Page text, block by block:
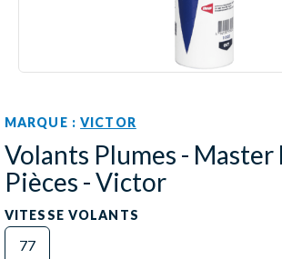
MARQUE :VICTOR
Volants Plumes - Master
Pièces - Victor
VITESSE VOLANTS
77